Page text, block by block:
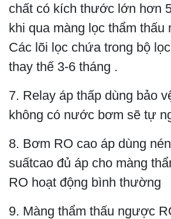
chất có kích thước lớn hơn
khi qua màng lọc thẩm thấu
Các lõi lọc chứa trong bộ
thay thế 3-6 tháng .
7. Relay áp thấp dùng bảo
không có nước bơm sẽ tự
8. Bơm RO cao áp dùng
suấtcao đủ áp cho màng
RO hoạt động bình thường
9. Màng thẩm thấu ngược